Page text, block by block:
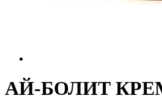
АЙ-БОЛИТ